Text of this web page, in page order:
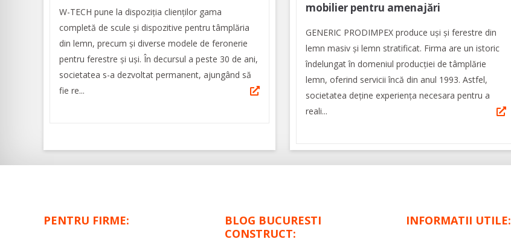
W-TECH pune la dispoziția clienților gama
completă de scule și dispozitive pentru tâmplăria
din lemn, precum și diverse modele de feronerie
pentru ferestre și uși. În decursul a peste 30 de ani,
societatea s-a dezvoltat permanent, ajungând să
fie re...
mobilier pentru amenajări
GENERIC PRODIMPEX produce uşi şi ferestre din
lemn masiv şi lemn stratificat. Firma are un istoric
îndelungat în domeniul producției de tâmplărie
lemn, oferind servicii încă din anul 1993. Astfel,
societatea deține experiența necesara pentru a
reali...
PENTRU FIRME:
BLOG BUCURESTI
CONSTRUCT:
INFORMATII UTILE: